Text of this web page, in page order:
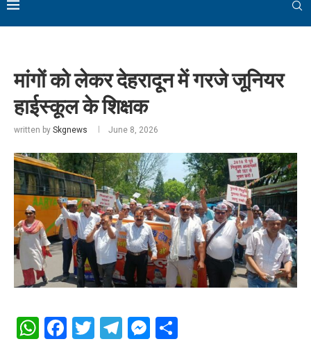
मांगों को लेकर देहरादून में गरजे जूनियर
हाईस्कूल के शिक्षक
written by Skgnews June 8, 2026
WhatsApp
Facebook
Twitter
Telegram
Messenger